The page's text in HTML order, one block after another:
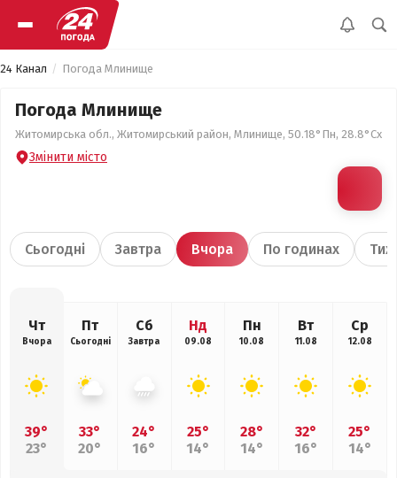
24 Канал Погода Млинище
Погода Млинище
Житомирська обл., Житомирський район, Млинище, 50.18°Пн, 28.8°Сх
Змінити місто
Сьогодні Завтра Вчора По годинах
Чт
Вчора
39°
23°
Пт
Сьогодні
33°
20°
Сб
Завтра
24°
16°
Нд
09.08
25°
14°
Пн
10.08
28°
14°
Вт
11.08
32°
16°
Ср
12.08
25°
14°